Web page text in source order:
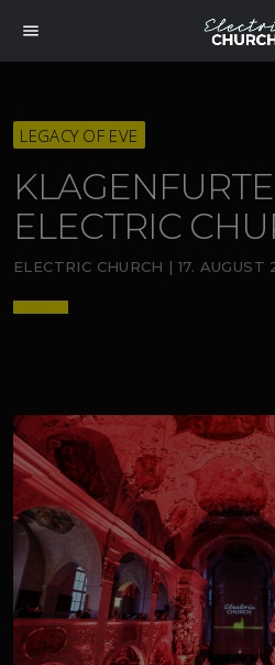
menu
LEGACY OF EVE
ELECTRIC
ELECTRIC CHURCH | 17. AUGUST